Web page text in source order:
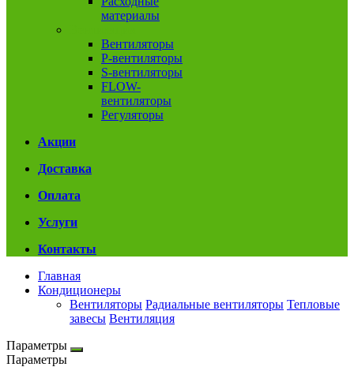
материалы
Вентиляторы
P-вентиляторы
S-вентиляторы
FLOW-
вентиляторы
Регуляторы
Акции
Доставка
Оплата
Услуги
Контакты
Главная
Кондиционеры
Вентиляторы Радиальные вентиляторы Тепловые
завесы Вентиляция
Параметры
Параметры